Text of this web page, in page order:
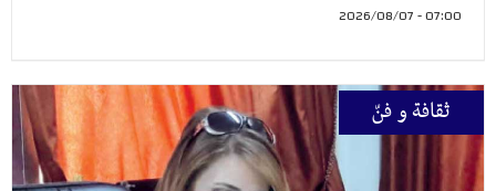
07:00 - 2026/08/07
ثقافة و فنّ